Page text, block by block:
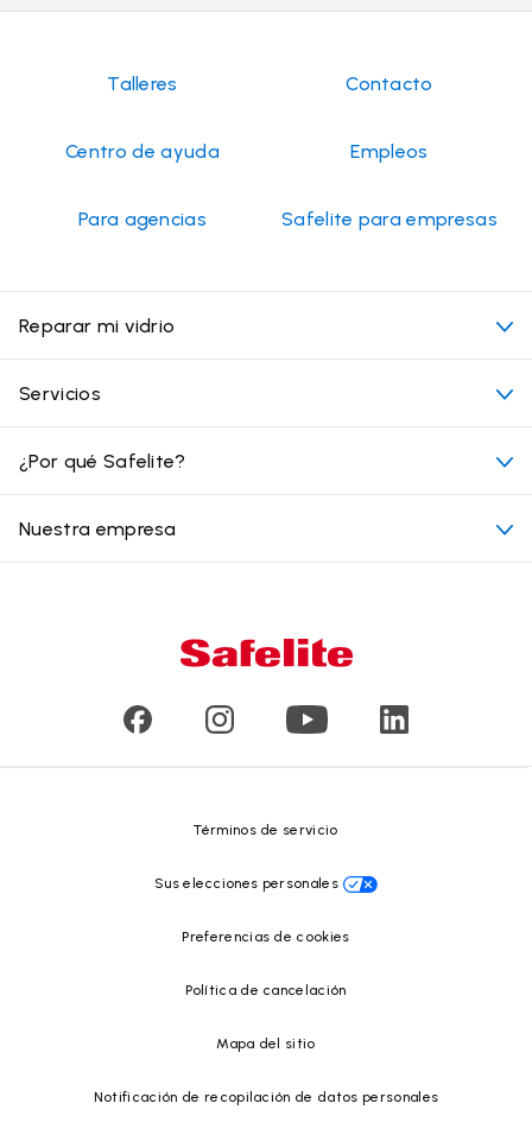
Talleres Contacto
Centro de ayuda Empleos
Para agencias Safelite para empresas
Reparar mi vidrio
Mi cita
Servicios
Ubicaciones convenientes
Vidrios para vehículos comerciales y de gran tamaño
¿Por qué Safelite?
Por qué elegir Safelite
Reseñas de clientes
Reciclado de vidrio
Nuestra empresa
Safelite Foundation
Términos de servicio
Sus elecciones personales
Preferencias de cookies
Política de cancelación
Mapa del sitio
Notificación de recopilación de datos personales